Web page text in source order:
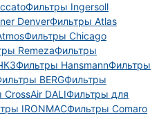
Фильтры Ingersoll
DenverФильтры Atlas
Фильтры Chicago
RemezaФильтры
Фильтры HansmannФильтры
BERGФильтры
DALIФильтры для
IRONMACФильтры Comaro